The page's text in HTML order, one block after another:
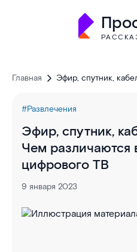
Главная
Эфир, спутник,
#Развлечения
Эфир, спутник,
Чем различаются
цифрового ТВ
9 января 2023